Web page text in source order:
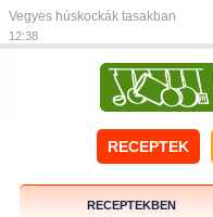
Vegyes húskockák tasakban
12:38
RECEPTEK
RECEPTEKBEN